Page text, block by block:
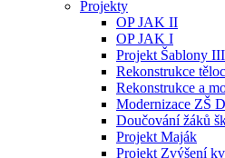
Projekty
OP JAK II
OP JAK I
Projekt Šablony III
Rekonstrukce
Rekonstrukce a
Modernizace ZŠ
Doučování žáků
Projekt Maják
Projekt Zvýšení